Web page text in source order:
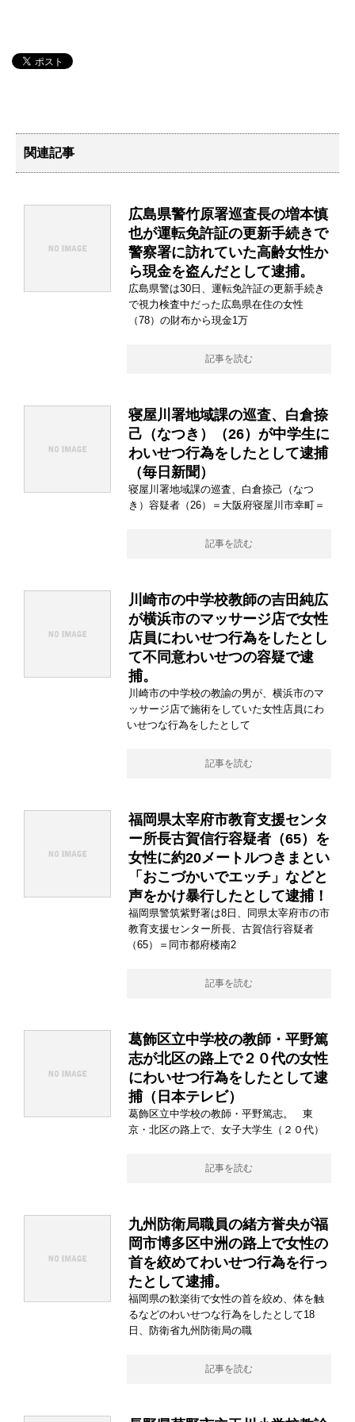
関連記事
広島県警竹原署巡査長の増本慎
也が運転免許証の更新手続きで
警察署に訪れていた高齢女性か
ら現金を盗んだとして逮捕。
広島県警は30日、運転免許証の更新手続き
で視力検査中だった広島県在住の女性
（78）の財布から現金1万
記事を読む
寝屋川署地域課の巡査、白倉捺
己（なつき）（26）が中学生に
わいせつ行為をしたとして逮捕
（毎日新聞）
寝屋川署地域課の巡査、白倉捺己（なつ
き）容疑者（26）＝大阪府寝屋川市幸町＝
記事を読む
川崎市の中学校教師の吉田純広
が横浜市のマッサージ店で女性
店員にわいせつ行為をしたとし
て不同意わいせつの容疑で逮
捕。
川崎市の中学校の教諭の男が、横浜市のマ
ッサージ店で施術をしていた女性店員にわ
いせつな行為をしたとして
記事を読む
福岡県太宰府市教育支援センタ
ー所長古賀信行容疑者（65）を
女性に約20メートルつきまとい
「おこづかいでエッチ」などと
声をかけ暴行したとして逮捕！
福岡県警筑紫野署は8日、同県太宰府市の市
教育支援センター所長、古賀信行容疑者
（65）＝同市都府楼南2
記事を読む
葛飾区立中学校の教師・平野篤
志が北区の路上で２０代の女性
にわいせつ行為をしたとして逮
捕（日本テレビ）
葛飾区立中学校の教師・平野篤志。 東
京・北区の路上で、女子大学生（２０代）
記事を読む
九州防衛局職員の緒方誉央が福
岡市博多区中洲の路上で女性の
首を絞めてわいせつ行為を行っ
たとして逮捕。
福岡県の歓楽街で女性の首を絞め、体を触
るなどのわいせつな行為をしたとして18
日、防衛省九州防衛局の職
記事を読む